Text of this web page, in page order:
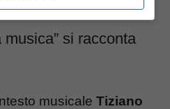
musica” si racconta
musicale Tiziano